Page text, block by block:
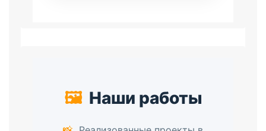
🖼️ Наши работы